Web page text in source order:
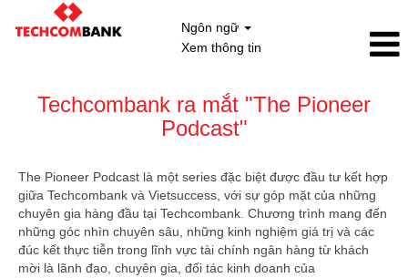
Ngôn ngữ
Xem thông tin
Techcombank ra mắt "The Pioneer
Podcast"
The Pioneer Podcast là một series đặc biệt được đầu tư kết hợp
giữa Techcombank và Vietsuccess, với sự góp mặt của những
chuyên gia hàng đầu tại Techcombank. Chương trình mang đến
những góc nhìn chuyên sâu, những kinh nghiệm giá trị và các
đúc kết thực tiễn trong lĩnh vực tài chính ngân hàng từ khách
mời là lãnh đạo, chuyên gia, đối tác kinh doanh của